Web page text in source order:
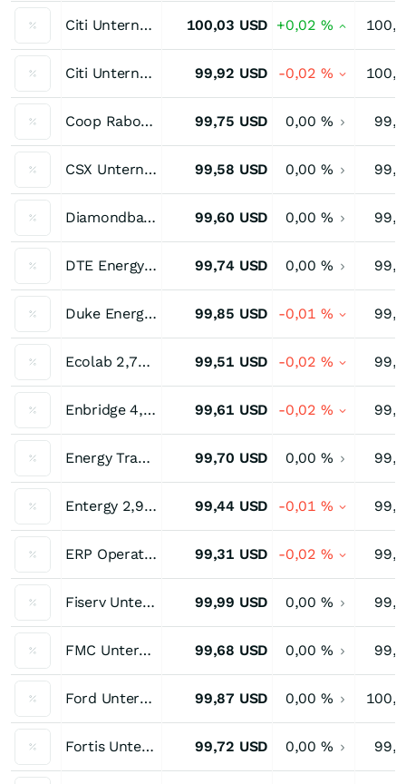
Citi Unternehmensanleihe 3,40 % bis 05/26 100,03 USD +0,02 %
Citi Unternehmensanleihe 4,30 % bis 11/26 99,92 USD -0,02 %
Coop Rabobank 3,75 % bis 07/26 99,75 USD 0,00 %
CSX Unternehmensanleihe 2,60 % bis 11/26 99,58 USD 0,00 %
Diamondback Eng 3,25 % bis 12/26 99,60 USD 0,00 %
DTE Energy 2,85 % bis 10/26 99,74 USD 0,00 %
Duke Energy Unternehmensanleihe 2,65 % bis 09/26 99,85 USD -0,01 %
Ecolab 2,70 % bis 11/26 99,51 USD -0,02 %
Enbridge 4,25 % bis 12/26 99,61 USD -0,02 %
Energy Transfer 3,90 % bis 07/26 99,70 USD 0,00 %
Entergy 2,95 % bis 09/26 99,44 USD -0,01 %
ERP Operating LP 2,85 % bis 11/26 99,31 USD -0,02 %
Fiserv Unternehmensanleihe 3,20 % bis 07/26 99,99 USD 0,00 %
FMC Unternehmensanleihe 3,20 % bis 10/26 99,68 USD 0,00 %
Ford Unternehmensanleihe 4,346 % bis 12/26 99,87 USD 0,00 %
Fortis Unternehmensanleihe 3,055 % bis 10/26 99,72 USD 0,00 %